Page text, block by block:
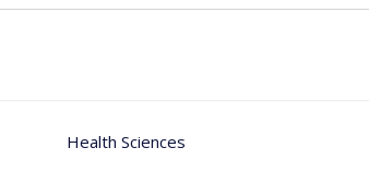
Health Sciences